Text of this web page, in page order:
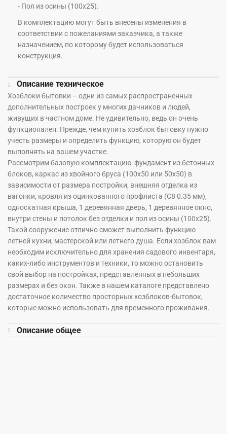
- Пол из осины (100х25).
В комплектацию могут быть внесены изменения в
соответствии с пожеланиями заказчика, а также
назначением, по которому будет использоваться
конструкция.
Описание техническое
Хозблоки бытовки – одни из самых распространенных
дополнительных построек у многих дачников и людей,
живущих в частном доме. Не удивительно, ведь он очень
функционален. Прежде, чем купить хозблок бытовку нужно
учесть размеры и определить функцию, которую он будет
выполнять на вашем участке.
Рассмотрим базовую комплектацию: фундамент из бетонных
блоков, каркас из хвойного бруса (100х50 или 50х50) в
зависимости от размера постройки, внешняя отделка из
вагонки, кровля из оцинкованного профлиста (С8 0.35 мм),
односкатная крыша, 1 деревянная дверь, 1 деревянное окно,
внутри стены и потолок без отделки и пол из осины (100х25).
Такой сооружение отлично сможет выполнить функцию
летней кухни, мастерской или летнего душа. Если хозблок вам
необходим исключительно для хранения садового инвентаря,
каких-либо инструментов и техники, то можно остановить
свой выбор на постройках, представленных в небольших
размерах и без окон. Также в нашем каталоге представлено
достаточное количество просторных хозблоков-бытовок,
которые можно использовать для временного проживания.
Описание общее